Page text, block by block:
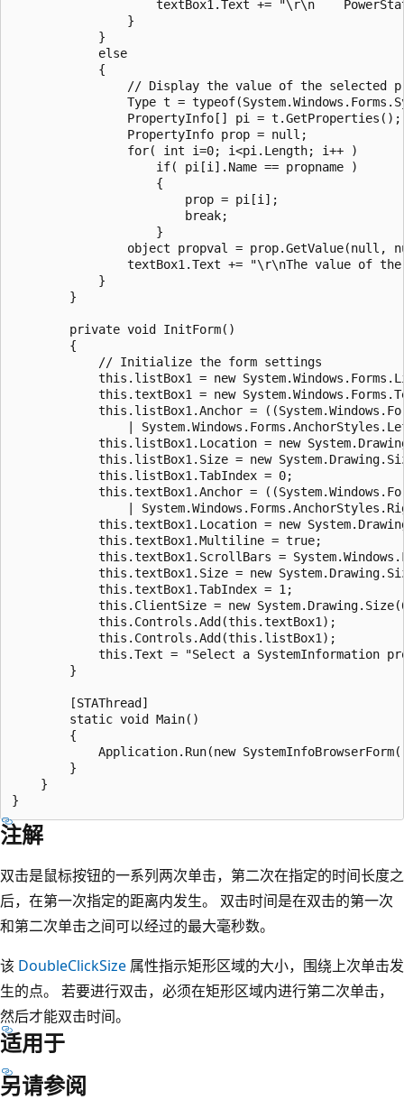
textBox1.Text += "\r\n
                }
            }
            else
            {
// Display the value of the selected
Type t =
PropertyInfo[] pi =
                PropertyInfo prop = null;
                for( int i=0; i<pi.Length; i++ )
                    if( pi[i].Name == propname )
                    {
                        prop = pi[i];
                        break;
                    }
object propval =
textBox1.Text += "\r\nThe value of
            }
        }
        private void InitForm()
        {
            // Initialize the form settings
this.listBox1 = new
this.textBox1 = new
this.listBox1.Anchor =
|
this.listBox1.Location = new
this.listBox1.Size = new
            this.listBox1.TabIndex = 0;
this.textBox1.Anchor =
|
this.textBox1.Location = new
            this.textBox1.Multiline = true;
this.textBox1.ScrollBars =
this.textBox1.Size = new
            this.textBox1.TabIndex = 1;
this.ClientSize = new
            this.Controls.Add(this.textBox1);
this.Text = "Select a
        }
        [STAThread]
        static void Main()
        {
Application.Run(new
        }
    }
注解
双击是鼠标按钮的一系列两次单击，第二次在指定的时间长度之
后，在第一次指定的距离内发生。 双击时间是在双击的第一次
和第二次单击之间可以经过的最大毫秒数。
该 DoubleClickSize 属性指示矩形区域的大小，围绕上次单击发
生的点。 若要进行双击，必须在矩形区域内进行第二次单击，
然后才能双击时间。
适用于
另请参阅